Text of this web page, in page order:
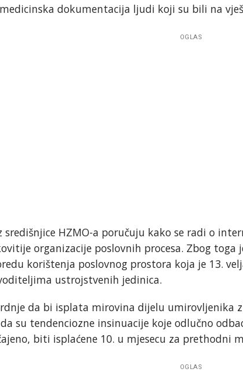
dokumentacija ljudi koji su bili na
OGLAS
središnjice HZMO-a poručuju kako se radi o
organizacije poslovnih procesa. Zbog toga
korištenja poslovnog prostora koja je 13.
ustrojstvenih jedinica.
da bi isplata mirovina dijelu umirovljenika
su tendenciozne insinuacije koje odlučno
biti isplaćene 10. u mjesecu za prethodni
OGLAS